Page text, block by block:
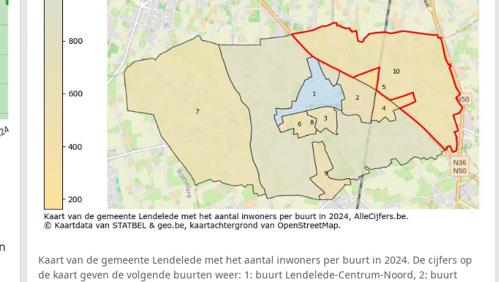
Kaart van de gemeente Lendelede met het aantal inwoners per buurt in 2024. De cijfers op
de kaart geven de volgende buurten weer: 1: buurt Lendelede-Centrum-Noord, 2: buurt